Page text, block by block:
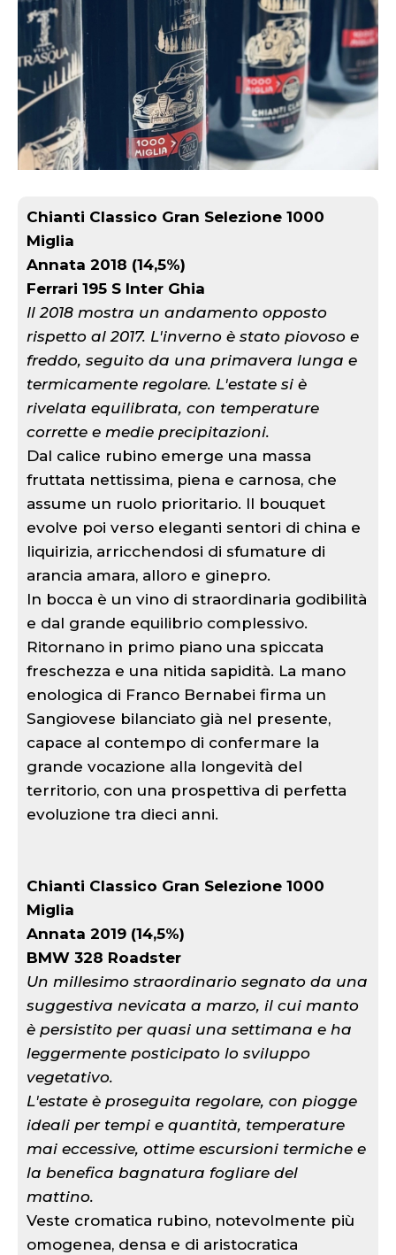
Chianti Classico Gran Selezione 1000
Miglia
Annata 2018 (14,5%)
Ferrari 195 S Inter Ghia
Il 2018 mostra un andamento opposto
rispetto al 2017. L'inverno è stato piovoso e
freddo, seguito da una primavera lunga e
termicamente regolare. L'estate si è
rivelata equilibrata, con temperature
corrette e medie precipitazioni.
Dal calice rubino emerge una massa
fruttata nettissima, piena e carnosa, che
assume un ruolo prioritario. Il bouquet
evolve poi verso eleganti sentori di china e
liquirizia, arricchendosi di sfumature di
arancia amara, alloro e ginepro.
In bocca è un vino di straordinaria godibilità
e dal grande equilibrio complessivo.
Ritornano in primo piano una spiccata
freschezza e una nitida sapidità. La mano
enologica di Franco Bernabei firma un
Sangiovese bilanciato già nel presente,
capace al contempo di confermare la
grande vocazione alla longevità del
territorio, con una prospettiva di perfetta
evoluzione tra dieci anni.
Chianti Classico Gran Selezione 1000
Miglia
Annata 2019 (14,5%)
BMW 328 Roadster
Un millesimo straordinario segnato da una
suggestiva nevicata a marzo, il cui manto
è persistito per quasi una settimana e ha
leggermente posticipato lo sviluppo
vegetativo.
L'estate è proseguita regolare, con piogge
ideali per tempi e quantità, temperature
mai eccessive, ottime escursioni termiche e
la benefica bagnatura fogliare del
mattino.
Veste cromatica rubino, notevolmente più
omogenea, densa e di aristocratica